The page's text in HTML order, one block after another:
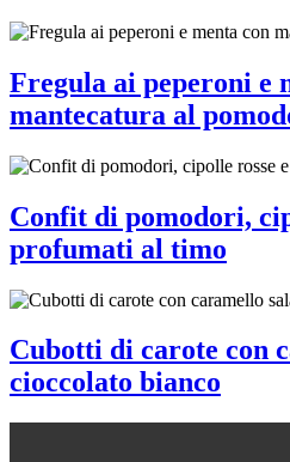
Fregula ai peperoni e
mantecatura al
Confit di pomodori,
profumati al timo
Cubotti di carote con
cioccolato bianco